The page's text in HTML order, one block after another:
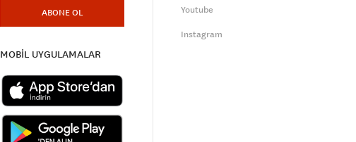
ABONE OL
MOBİL UYGULAMALAR
Youtube
Instagram